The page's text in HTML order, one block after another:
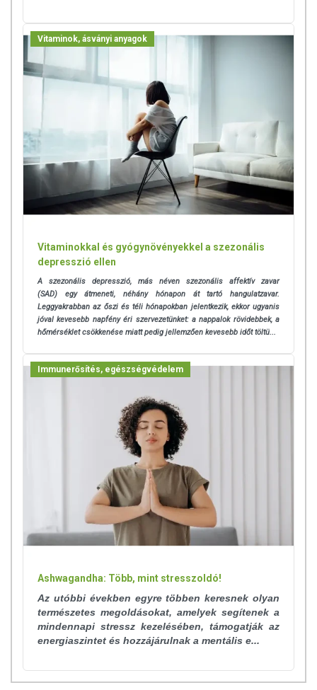
Vitaminok, ásványi anyagok
Vitaminokkal és gyógynövényekkel a szezonális
depresszió ellen
A szezonális depresszió, más néven szezonális affektív zavar
(SAD) egy átmeneti, néhány hónapon át tartó hangulatzavar.
Leggyakrabban az őszi és téli hónapokban jelentkezik, ekkor ugyanis
jóval kevesebb napfény éri szervezetünket: a nappalok rövidebbek, a
hőmérséklet csökkenése miatt pedig jellemzően kevesebb időt töltü...
Immunerősítés, egészségvédelem
Ashwagandha: Több, mint stresszoldó!
Az utóbbi években egyre többen keresnek olyan
természetes megoldásokat, amelyek segítenek a
mindennapi stressz kezelésében, támogatják az
energiaszintet és hozzájárulnak a mentális e...